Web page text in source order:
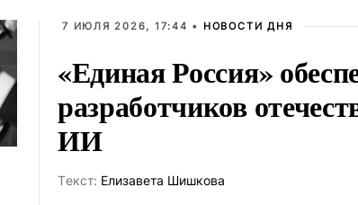
7 ИЮЛЯ 2026, 17:44 • НОВОСТИ ДНЯ
«Единая Россия»
разработчиков
ИИ
Tекст: Елизавета Шишкова